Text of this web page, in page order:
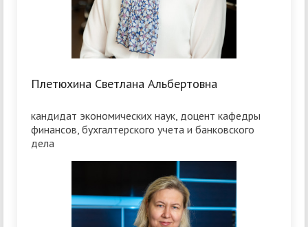
Плетюхина Светлана Альбертовна
кандидат экономических наук, доцент кафедры
финансов, бухгалтерского учета и банковского
дела